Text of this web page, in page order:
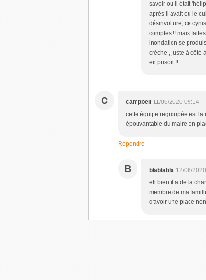
savoir où il était
après il avait eu le
désinvolture, ce
comptes !! mais
inondation se
crèche , juste à côté
en prison !!
C campbell
11/06/2020 09:14
cette équipe regroupée est la
épouvantable du maire en
Répondre
B blablabla 12/06/
eh bien il a de la
membre de ma
d'avoir une place